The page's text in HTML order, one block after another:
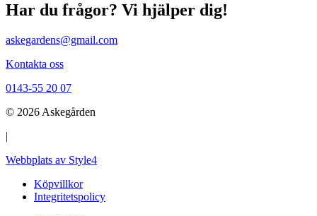
Har du frågor? Vi hjälper dig!
askegardens@gmail.com
Kontakta oss
0143-55 20 07
© 2026 Askegården
|
Webbplats av Style4
Köpvillkor
Integritetspolicy